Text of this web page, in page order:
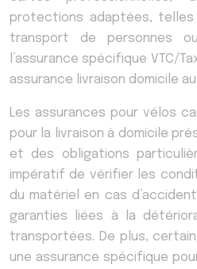
protections adaptées, telles
transport de personnes
l’assurance spécifique VTC/
assurance livraison domicile
Les assurances pour vélos
pour la livraison à domicile
et des obligations
impératif de vérifier les
du matériel en cas
garanties liées à la
transportées. De plus,
une assurance spécifique